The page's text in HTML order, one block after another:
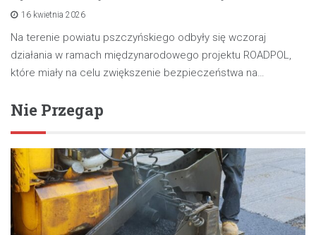
16 kwietnia 2026
Na terenie powiatu pszczyńskiego odbyły się wczoraj
działania w ramach międzynarodowego projektu ROADPOL,
które miały na celu zwiększenie bezpieczeństwa na…
Nie Przegap